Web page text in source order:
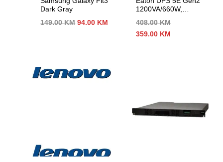
Dark Gray
149.00KM Izvorna
94.00 KM Trenutna
1200VA/660W,
Interactive, 6 x IEC
C13 Outputs; 1 USB
408.00KM
Izvorna
359.00 KM